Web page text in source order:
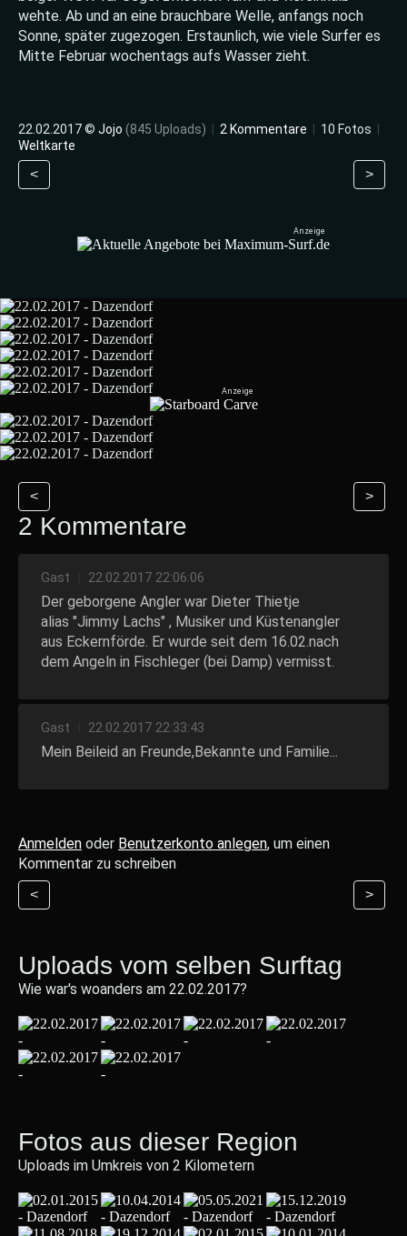
wehte. Ab und an eine brauchbare Welle, anfangs noch
Sonne, später zugezogen. Erstaunlich, wie viele Surfer es
Mitte Februar wochentags aufs Wasser zieht.
22.02.2017 © Jojo (845 Uploads) 2 Kommentare 10 Fotos
Weltkarte
< >
< >
2 Kommentare
Gast 22.02.2017 22:06:06
Der geborgene Angler war Dieter Thietje
alias "Jimmy Lachs" , Musiker und Küstenangler
aus Eckernförde. Er wurde seit dem 16.02.nach
dem Angeln in Fischleger (bei Damp) vermisst.
Gast 22.02.2017 22:33:43
Mein Beileid an Freunde,Bekannte und Familie...
Anmelden oder Benutzerkonto anlegen, um einen
Kommentar zu schreiben
< >
Uploads vom selben Surftag
Wie war's woanders am 22.02.2017?
Fotos aus dieser Region
Uploads im Umkreis von 2 Kilometern